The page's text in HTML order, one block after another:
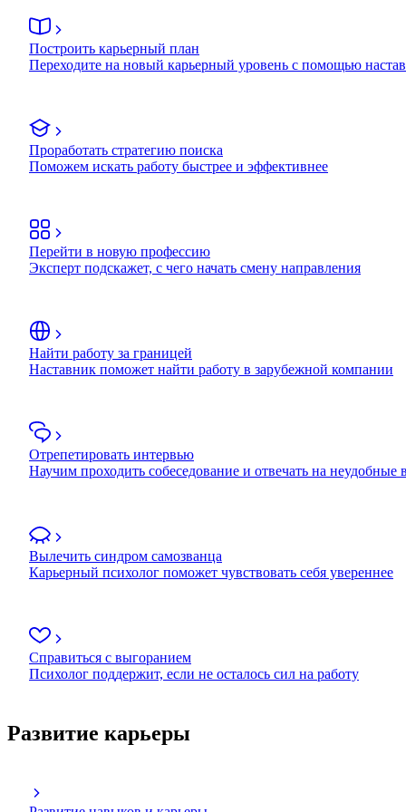
Построить карьерный план
Переходите на новый карьерный уровень с помощью
Проработать стратегию поиска
Поможем искать работу быстрее и эффективнее
Перейти в новую профессию
Эксперт подскажет, с чего начать смену направления
Найти работу за границей
Наставник поможет найти работу в зарубежной компании
Отрепетировать интервью
Научим проходить собеседование и отвечать на неудобные
Вылечить синдром самозванца
Карьерный психолог поможет чувствовать себя увереннее
Справиться с выгоранием
Психолог поддержит, если не осталось сил на работу
Развитие карьеры